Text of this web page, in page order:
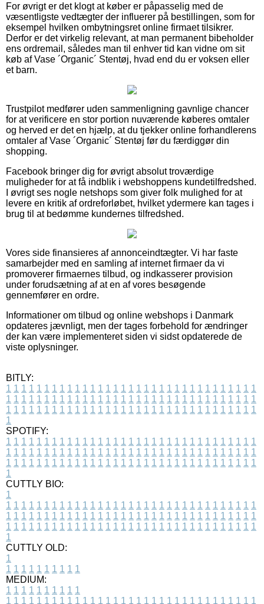
For øvrigt er det klogt at køber er påpasselig med de
væsentligste vedtægter der influerer på bestillingen, som for
eksempel hvilken ombytningsret online firmaet tilsikrer.
Derfor er det virkelig relevant, at man permanent bibeholder
ens ordremail, således man til enhver tid kan vidne om sit
køb af Vase ´Organic´ Stentøj, hvad end du er voksen eller
et barn.
Trustpilot medfører uden sammenligning gavnlige chancer
for at verificere en stor portion nuværende køberes omtaler
og herved er det en hjælp, at du tjekker online forhandlerens
omtaler af Vase ´Organic´ Stentøj før du færdiggør din
shopping.
Facebook bringer dig for øvrigt absolut troværdige
muligheder for at få indblik i webshoppens kundetilfredshed.
I øvrigt ses nogle netshops som giver folk mulighed for at
levere en kritik af ordreforløbet, hvilket ydermere kan tages i
brug til at bedømme kundernes tilfredshed.
Vores side finansieres af annonceindtægter. Vi har faste
samarbejder med en samling af internet firmaer da vi
promoverer firmaernes tilbud, og indkasserer provision
under forudsætning af at en af vores besøgende
gennemfører en ordre.
Informationer om tilbud og online webshops i Danmark
opdateres jævnligt, men der tages forbehold for ændringer
der kan være implementeret siden vi sidst opdaterede de
viste oplysninger.
BITLY:
1 1 1 1 1 1 1 1 1 1 1 1 1 1 1 1 1 1 1 1 1 1 1 1 1 1 1 1 1 1 1 1 1
1 1 1 1 1 1 1 1 1 1 1 1 1 1 1 1 1 1 1 1 1 1 1 1 1 1 1 1 1 1 1 1 1
1 1 1 1 1 1 1 1 1 1 1 1 1 1 1 1 1 1 1 1 1 1 1 1 1 1 1 1 1 1 1 1 1
1
SPOTIFY:
1 1 1 1 1 1 1 1 1 1 1 1 1 1 1 1 1 1 1 1 1 1 1 1 1 1 1 1 1 1 1 1 1
1 1 1 1 1 1 1 1 1 1 1 1 1 1 1 1 1 1 1 1 1 1 1 1 1 1 1 1 1 1 1 1 1
1 1 1 1 1 1 1 1 1 1 1 1 1 1 1 1 1 1 1 1 1 1 1 1 1 1 1 1 1 1 1 1 1
1
CUTTLY BIO:
1
1 1 1 1 1 1 1 1 1 1 1 1 1 1 1 1 1 1 1 1 1 1 1 1 1 1 1 1 1 1 1 1 1
1 1 1 1 1 1 1 1 1 1 1 1 1 1 1 1 1 1 1 1 1 1 1 1 1 1 1 1 1 1 1 1 1
1 1 1 1 1 1 1 1 1 1 1 1 1 1 1 1 1 1 1 1 1 1 1 1 1 1 1 1 1 1 1 1 1
1
CUTTLY OLD:
1
1 1 1 1 1 1 1 1 1 1
MEDIUM:
1 1 1 1 1 1 1 1 1 1
1 1 1 1 1 1 1 1 1 1 1 1 1 1 1 1 1 1 1 1 1 1 1 1 1 1 1 1 1 1 1 1 1